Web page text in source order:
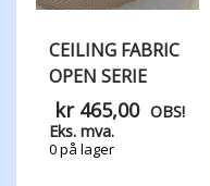
CEILING FABRIC
OPEN SERIE
kr465,00 OBS!
Eks. mva.
0 på lager